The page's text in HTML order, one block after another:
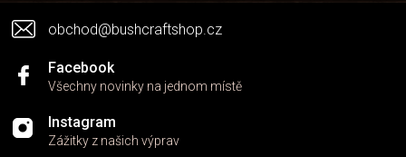
obchod@bushcraftshop.cz
Facebook
Všechny novinky na jednom místě
Instagram
Zážitky z našich výprav